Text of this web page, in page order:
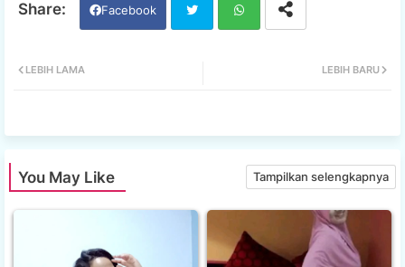
Facebook
LEBIH BARU
LEBIH LAMA
You May Like Tampilkan selengkapnya